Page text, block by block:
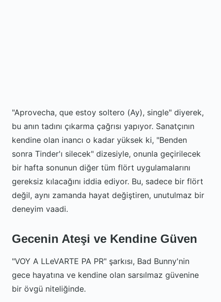
"Aprovecha, que estoy soltero (Ay), single" diyerek,
bu anın tadını çıkarma çağrısı yapıyor. Sanatçının
kendine olan inancı o kadar yüksek ki, "Benden
sonra Tinder'ı silecek" dizesiyle, onunla geçirilecek
bir hafta sonunun diğer tüm flört uygulamalarını
gereksiz kılacağını iddia ediyor. Bu, sadece bir flört
değil, aynı zamanda hayat değiştiren, unutulmaz bir
deneyim vaadi.
Gecenin Ateşi ve Kendine Güven
"VOY A LLeVARTE PA PR" şarkısı, Bad Bunny'nin
gece hayatına ve kendine olan sarsılmaz güvenine
bir övgü niteliğinde.